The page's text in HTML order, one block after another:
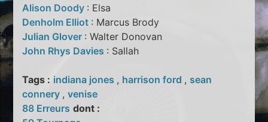
Alison Doody : Elsa
Denholm Elliot : Marcus Brody
Julian Glover : Walter Donovan
John Rhys Davies : Sallah
Tags : indiana jones , harrison ford , sean
connery ,venise
88 Erreurs dont :